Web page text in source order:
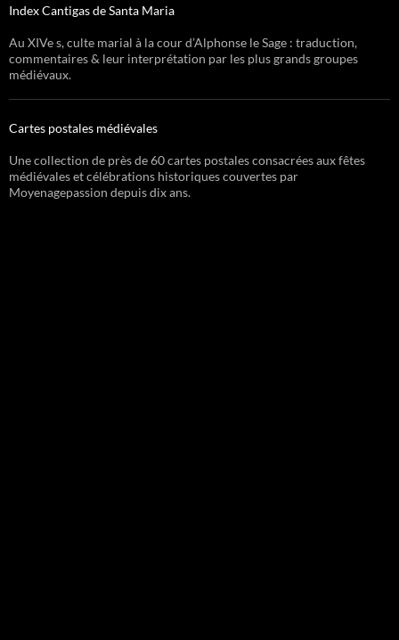
Index Cantigas de Santa Maria
Au XIVe s, culte marial à la cour d’Alphonse le Sage : traduction,
commentaires & leur interprétation par les plus grands groupes
médiévaux.
Cartes postales médiévales
Une collection de près de 60 cartes postales consacrées aux fêtes
médiévales et célébrations historiques couvertes par
Moyenagepassion depuis dix ans.